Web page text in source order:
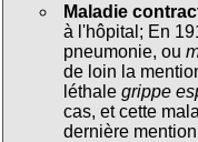
Maladie
à l'hôpital; En
pneumonie, ou
de loin la
léthale grippe
cas, et cette
dernière